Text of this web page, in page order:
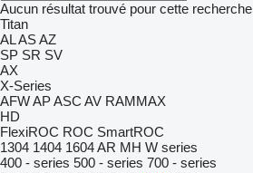
Aucun résultat trouvé pour cette recherche
Titan
ALASAZ
SP SR SV
AX
X-Series
AFWAPASC AV RAMMAX
HD
FlexiROC ROC SmartROC
1304 1404 1604AR MH W series
400 - series 500 - series 700 - series